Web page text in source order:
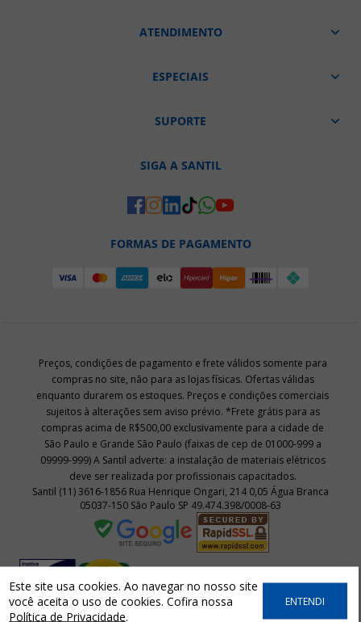
Este site usa cookies. Ao navegar no nosso site
você aceita o uso de cookies. Cofira nossa
Política de Privacidade.
ENTENDI
ATENDIMENTO
ESPECIAIS
SUPORTE
SIGA A SANTIL
FORMAS DE PAGAMENTO
Santil (11) 3616-1856 Rua Henrique Ongari, 214 0,05 Água Branca
05037-150 São Paulo SP 49.474.398/0008-63
Preços, condições de pagamento e frete válidos somente para
compras no site, não para as lojas físicas. Ofertas válidas
enquanto durarem os estoques. Preços e condições comerciais
sujeitos à alterações sem aviso prévio. *Frete grátis para as
compras acima de R$500,00 exclusivamente para a cidade de
São Paulo e Grande São Paulo (faixas de cep de 01000-999 a
09999-999) A Santil adverte: a instalação de materiais elétricos
deve ser realizada por profissionais capacitados.